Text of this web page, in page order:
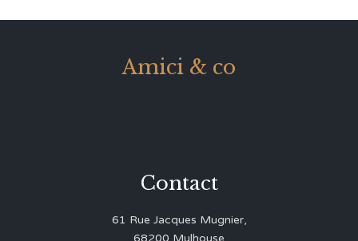
Amici & co
Contact
61 Rue Jacques Mugnier,